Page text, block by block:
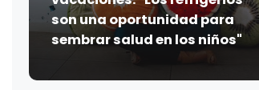
son una oportunidad para
sembrar salud en los niños"